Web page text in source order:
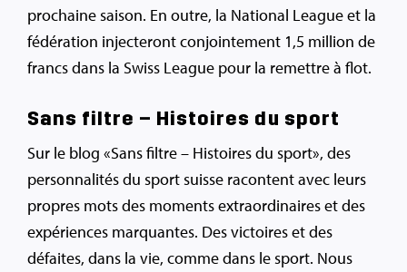
prochaine saison. En outre, la National League et la
fédération injecteront conjointement 1,5 million de
francs dans la Swiss League pour la remettre à flot.
Sans filtre – Histoires du sport
Sur le blog «Sans filtre – Histoires du sport», des
personnalités du sport suisse racontent avec leurs
propres mots des moments extraordinaires et des
expériences marquantes. Des victoires et des
défaites, dans la vie, comme dans le sport. Nous